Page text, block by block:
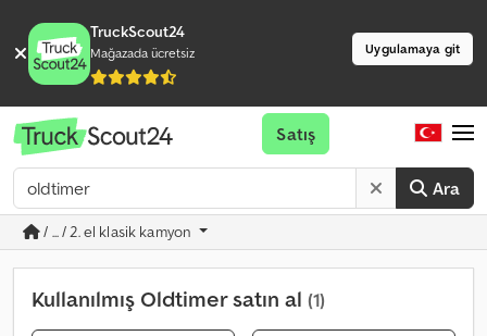
TruckScout24
Mağazada ücretsiz Uygulamaya git
Ara
Satış
/ ... / 2. el klasik kamyon
Kullanılmış Oldtimer satın al (1)